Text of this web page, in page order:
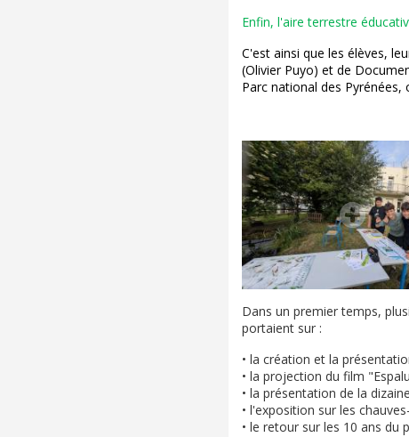
Enfin, l'aire terrestre
C'est ainsi que les élèves,
(Olivier Puyo) et de
Parc national des
Dans un premier temps,
portaient sur :
• la création et la
• la projection du film
• la présentation de la
• l'exposition sur les
• le retour sur les 10 ans du